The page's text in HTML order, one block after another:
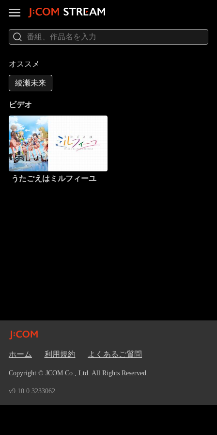
オススメ
綾瀬未来
ビデオ
うたごえはミルフィーユ
ホーム 利用規約 よくあるご質問
Copyright © JCOM Co., Ltd. All Rights Reserved.
v9.10.0.3233062